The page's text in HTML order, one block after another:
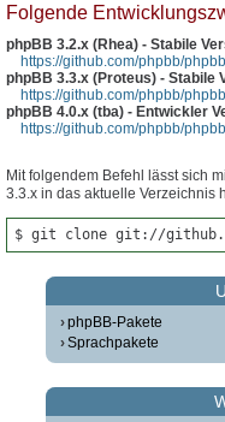
Folgende
phpBB 3.2.x (Rhea) - Stabile
https://github.com/phpbb/
phpBB 3.3.x (Proteus) - Stabile
https://github.com/phpbb/
phpBB 4.0.x (tba) - Entwickler
https://github.com/phpbb/
Mit folgendem Befehl lässt sich
3.3.x in das aktuelle Verzeichnis
$ git clone git://
phpBB-Pakete
Sprachpakete